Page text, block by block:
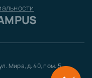
Мира, д. 40, пом. 5